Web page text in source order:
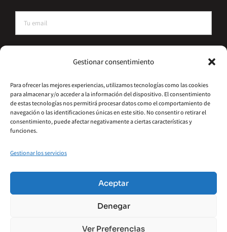
Gestionar consentimiento
Para ofrecer las mejores experiencias, utilizamos tecnologías como las cookies
para almacenar y/o acceder a la información del dispositivo. El consentimiento
de estas tecnologías nos permitirá procesar datos como el comportamiento de
navegación o las identificaciones únicas en este sitio. No consentir o retirar el
consentimiento, puede afectar negativamente a ciertas características y
funciones.
Gestionar los servicios
Aceptar
Denegar
Ver Preferencias
Alternative:
©2026 – Hydrometal Canarias SL
Política De CookiesAccesibilidad
Términos Y Condiciones